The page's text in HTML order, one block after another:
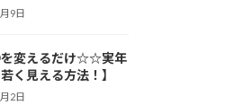
9日
変えるだけ☆☆実年
く見える方法！】
2日